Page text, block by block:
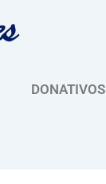
DONATIVOS